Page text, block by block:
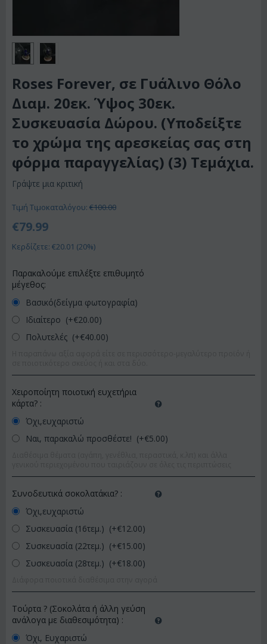
Roses Forever, σε Γυάλινο Θόλο
Διαμ. 20εκ. Ύψος 30εκ.
Συσκευασία Δώρου. (Υποδείξτε
το χρώμα της αρεσκείας σας στη
φόρμα παραγγελίας) (3) Τεμάχια.
Γράψτε μια κριτική
Τιμή Τιμοκαταλόγου: €100.00
€79.99
Κερδίζετε: €20.01 (20%)
Παρακαλούμε επιλέξτε επιθυμητό
μέγεθος:
Βασικό(δείγμα φωτογραφία)
Ιδιαίτερο (+€20.00)
Πολυτελές (+€40.00)
Χειροποίητη ποιοτική ευχετήρια
κάρτα? :
Όχι,ευχαριστώ
Ναι, παρακαλώ προσθέστε! (+€5.00)
Συνοδευτικά σοκολατάκια? :
Όχι,ευχαριστώ
Συσκευασία (16τεμ.) (+€12.00)
Συσκευασία (22τεμ.) (+€15.00)
Συσκευασία (28τεμ.) (+€18.00)
Τούρτα ? (Σοκολάτα ή άλλη γεύση
ανάλογα με διαθεσιμότητα) :
Όχι, Ευχαριστώ